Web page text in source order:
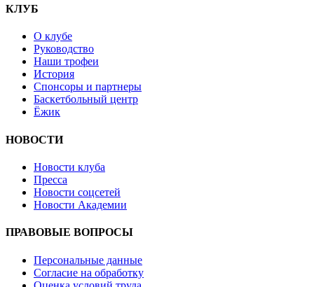
КЛУБ
О клубе
Руководство
Наши трофеи
История
Спонсоры и партнеры
Баскетбольный центр
Ёжик
НОВОСТИ
Новости клуба
Пресса
Новости соцсетей
Новости Академии
ПРАВОВЫЕ ВОПРОСЫ
Персональные данные
Согласие на обработку